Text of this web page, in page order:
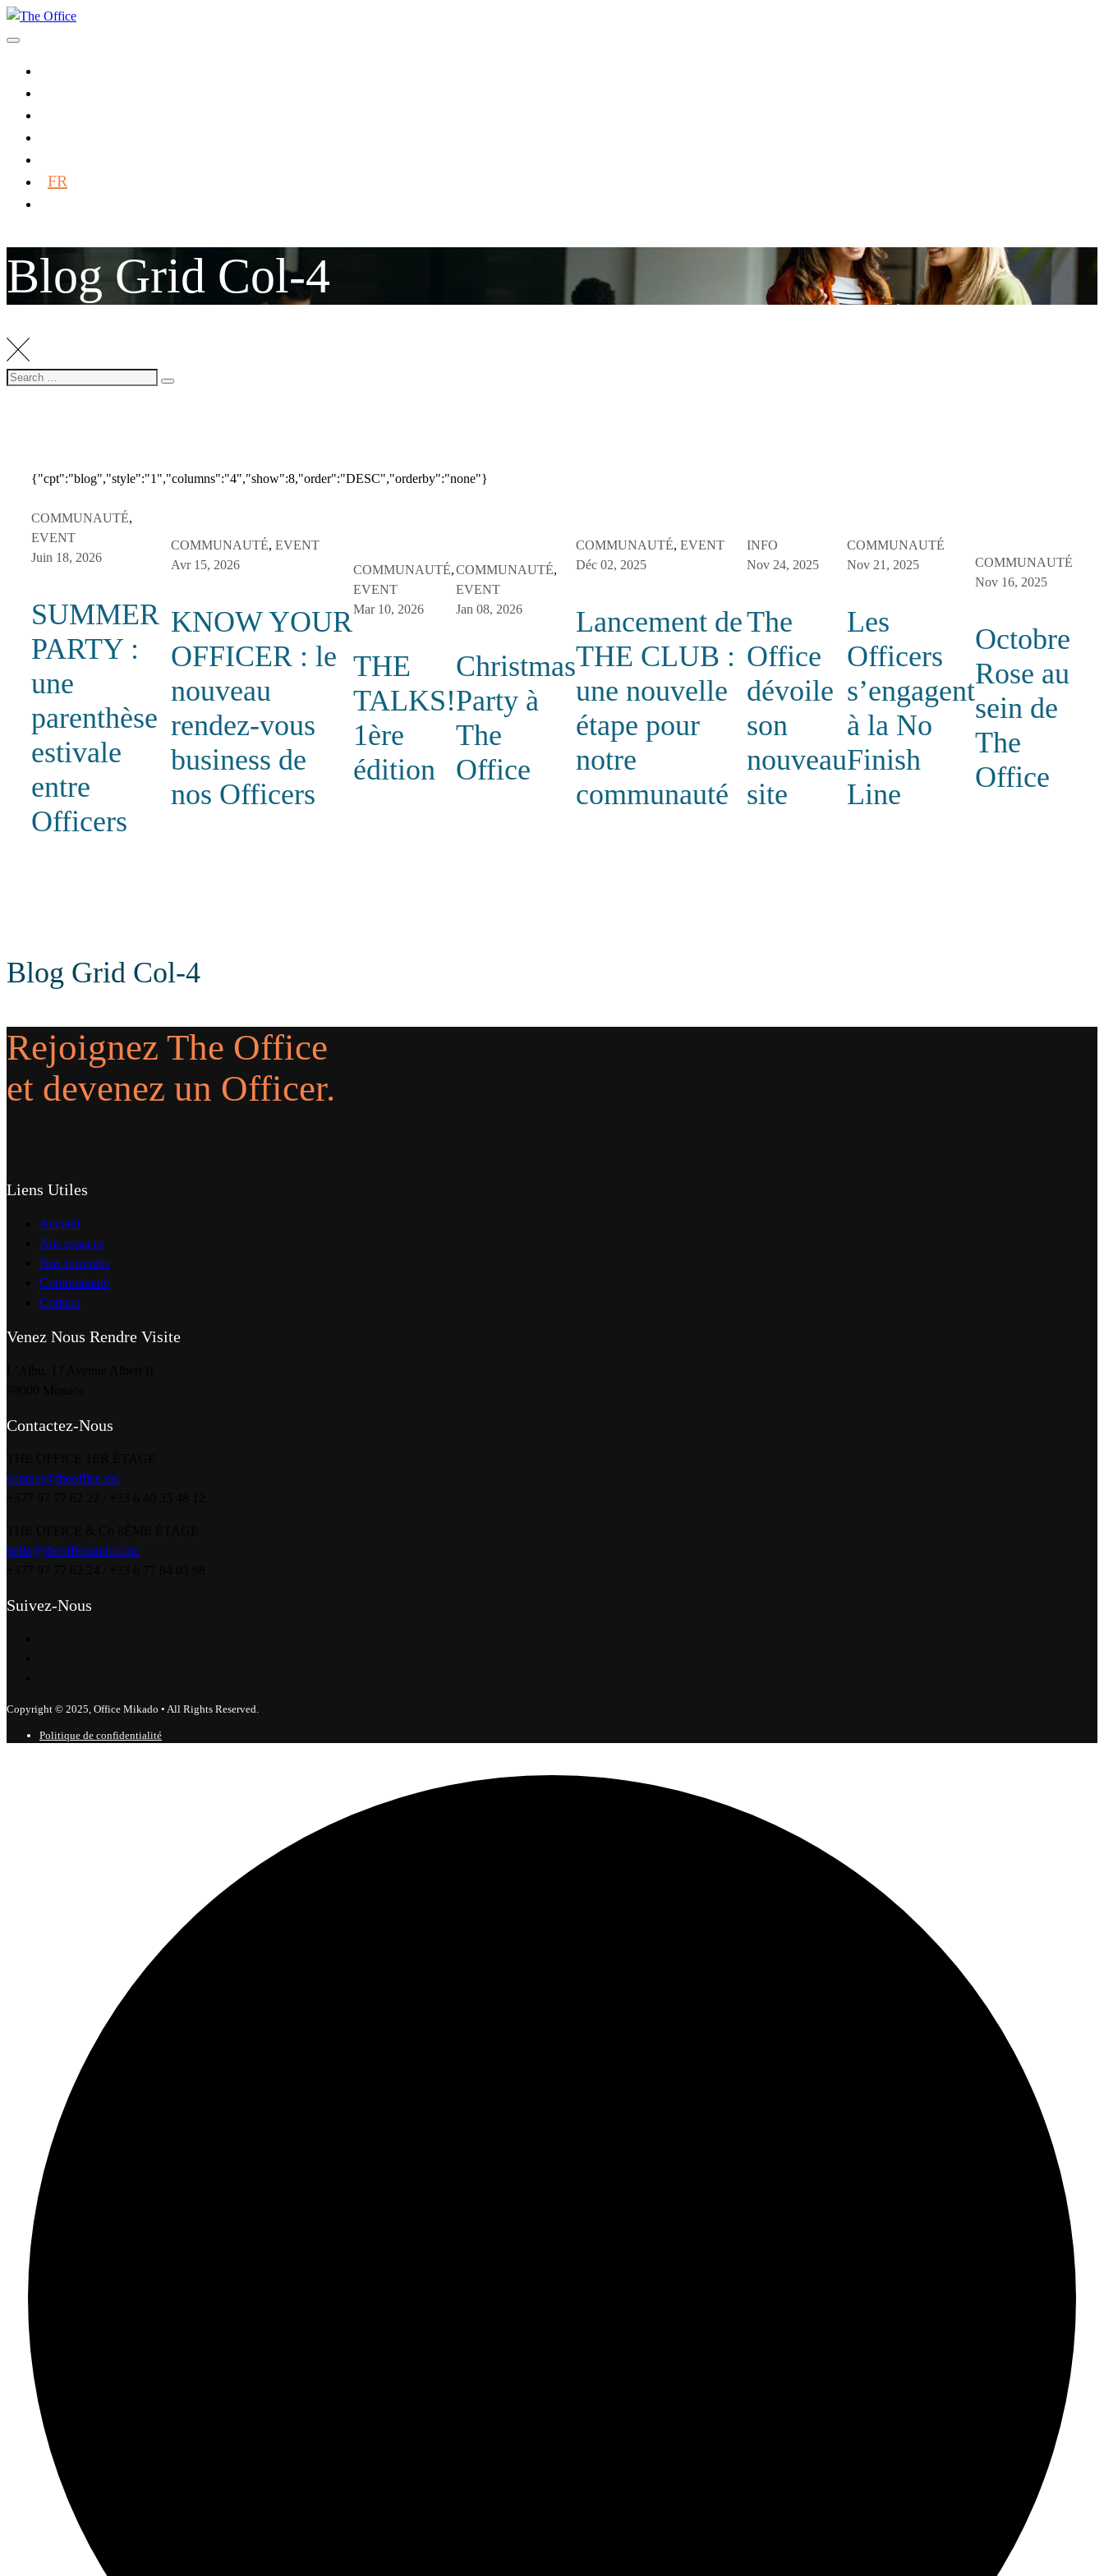
FR
Blog Grid Col-4
{"cpt":"blog","style":"1","columns":"4","show":8,"order":"DESC","orderby":"none"}
COMMUNAUTÉ,
EVENT
Juin 18, 2026
SUMMER
PARTY :
une
parenthèse
estivale
entre
Officers
COMMUNAUTÉ, EVENT
Avr 15, 2026
KNOW YOUR
OFFICER : le
nouveau
rendez-vous
business de
nos Officers
COMMUNAUTÉ,
EVENT
Mar 10, 2026
THE
TALKS!
1ère
édition
COMMUNAUTÉ,
EVENT
Jan 08, 2026
Christmas
Party à
The
Office
COMMUNAUTÉ, EVENT
Déc 02, 2025
Lancement de
THE CLUB :
une nouvelle
étape pour
notre
communauté
INFO
Nov 24, 2025
The
Office
dévoile
son
nouveau
site
COMMUNAUTÉ
Nov 21, 2025
Les
Officers
s’engagent
à la No
Finish
Line
COMMUNAUTÉ
Nov 16, 2025
Octobre
Rose au
sein de
The
Office
Blog Grid Col-4
Rejoignez The Office
et devenez un Officer.
Liens Utiles
Accueil
Nos espaces
Nos formules
Communauté
Contact
Venez Nous Rendre Visite
Contactez-Nous
contact@theoffice.mc
hello@theofficeandco.mc
Suivez-Nous
Copyright © 2025, Office Mikado • All Rights Reserved.
Politique de confidentialité